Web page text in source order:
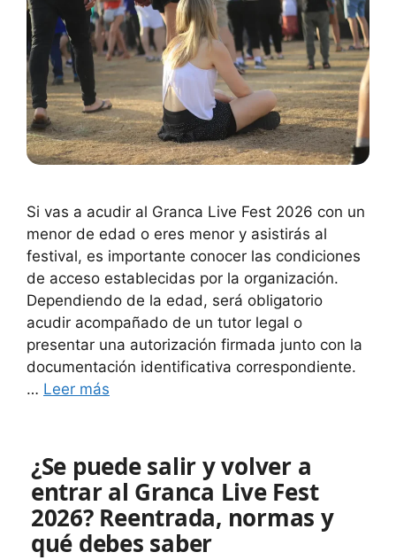
Si vas a acudir al Granca Live Fest 2026 con un
menor de edad o eres menor y asistirás al
festival, es importante conocer las condiciones
de acceso establecidas por la organización.
Dependiendo de la edad, será obligatorio
acudir acompañado de un tutor legal o
presentar una autorización firmada junto con la
documentación identificativa correspondiente.
… Leer más
¿Se puede salir y volver a
entrar al Granca Live Fest
2026? Reentrada, normas y
qué debes saber